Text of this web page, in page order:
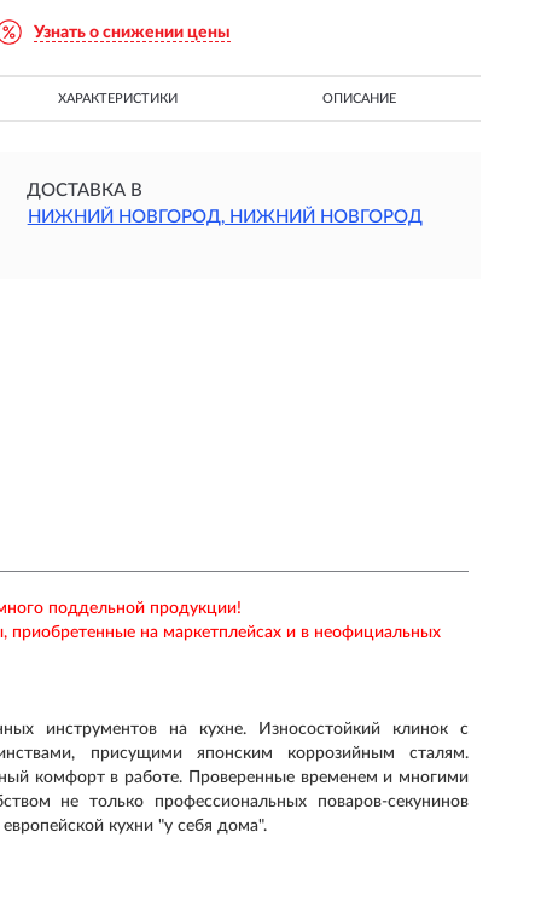
Узнать о снижении цены
ХАРАКТЕРИСТИКИ ОПИСАНИЕ
ДОСТАВКА В
НИЖНИЙ НОВГОРОД, НИЖНИЙ НОВГОРОД
поддельной продукции!
приобретенные на маркетплейсах и в неофициальных
инструментов на кухне. Износостойкий клинок с
присущими японским коррозийным сталям.
комфорт в работе. Проверенные временем и многими
не только профессиональных поваров-секунинов
кухни "у себя дома".